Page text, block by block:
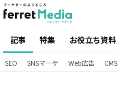
記事 特集 お役立ち資料
SEO SNSマーケ Web広告 CMS